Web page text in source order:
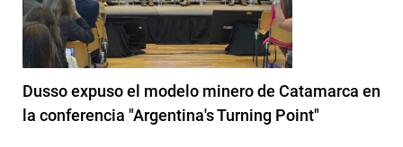
Dusso expuso el modelo minero de Catamarca en
la conferencia "Argentina's Turning Point"